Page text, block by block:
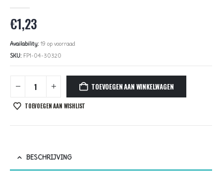
€1,23
Availability: 19 op voorraad
SKU: FP1-04-30320
TOEVOEGEN AAN WINKELWAGEN
TOEVOEGEN AAN WISHLIST
BESCHRIJVING